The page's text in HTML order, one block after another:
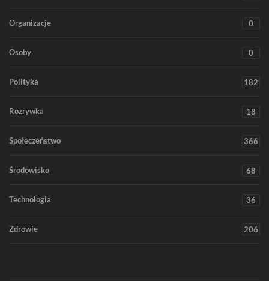
Organizacje 0
Osoby 0
Polityka 182
Rozrywka 18
Społeczeństwo 366
Środowisko 68
Technologia 36
Zdrowie 206